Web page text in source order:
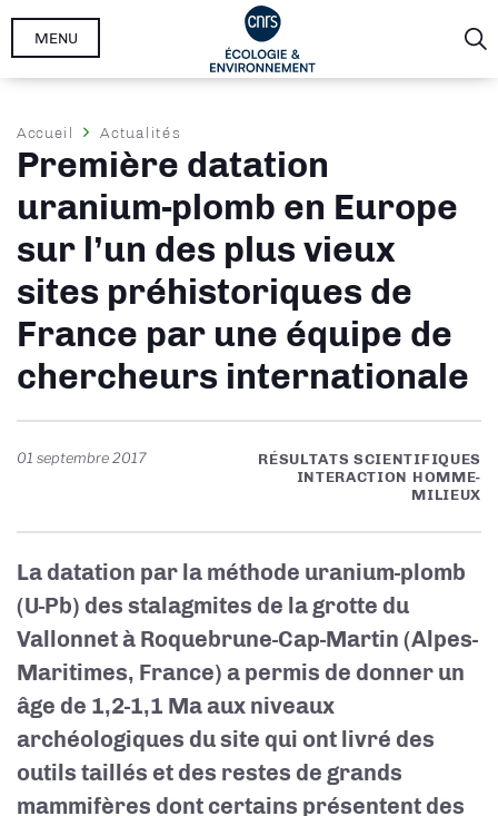
Aller
MENU
Fil
d'Ariane
Accueil Actualités
Première datation
uranium-plomb en Europe
sur l’un des plus vieux
sites préhistoriques de
France par une équipe de
chercheurs internationale
01 septembre 2017
RÉSULTATS SCIENTIFIQUES
INTERACTION HOMME-
MILIEUX
La datation par la méthode uranium-plomb
(U-Pb) des stalagmites de la grotte du
Vallonnet à Roquebrune-Cap-Martin (Alpes-
Maritimes, France) a permis de donner un
âge de 1,2-1,1 Ma aux niveaux
archéologiques du site qui ont livré des
outils taillés et des restes de grands
mammifères dont certains présentent des